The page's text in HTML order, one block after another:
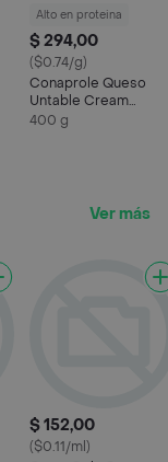
Alto en proteina
$ 294,00
($0.74/g)
Conaprole Queso
Untable Cream
Cheese Sachet
400 g
Ver más
$ 152,00
($0.11/ml)